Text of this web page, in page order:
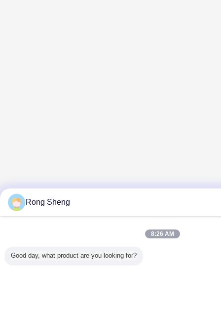
Rong Sheng
8:26 AM
Good day, what product are you looking for?